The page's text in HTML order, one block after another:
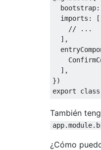
  bootstrap
:
  imports
:
[
// ...
],
],
})
export
class
También
¿Cómo